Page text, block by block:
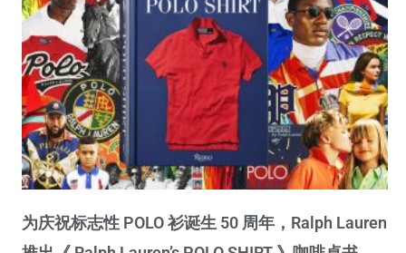
为庆祝标志性 POLO 衫诞生 50 周年，Ralph Lauren